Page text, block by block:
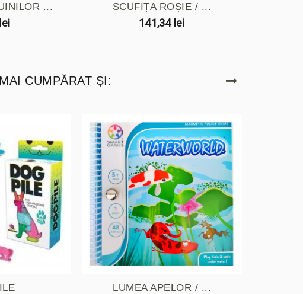
... SCUFIȚA ROȘIE / ...
141,34 lei
CUMPĂRAT ȘI:
LUMEA APELOR / ...